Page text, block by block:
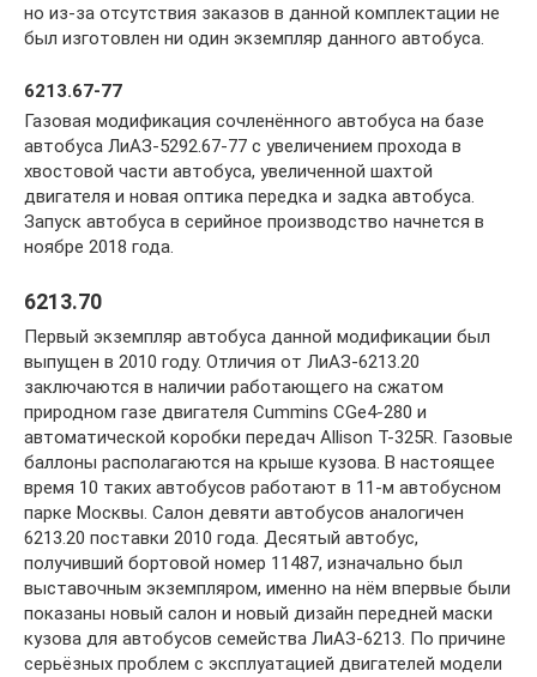
но из-за отсутствия заказов в данной комплектации не
был изготовлен ни один экземпляр данного автобуса.
6213.67-77
Газовая модификация сочленённого автобуса на базе
автобуса ЛиАЗ-5292.67-77 с увеличением прохода в
хвостовой части автобуса, увеличенной шахтой
двигателя и новая оптика передка и задка автобуса.
Запуск автобуса в серийное производство начнется в
ноябре 2018 года.
6213.70
Первый экземпляр автобуса данной модификации был
выпущен в 2010 году. Отличия от ЛиАЗ-6213.20
заключаются в наличии работающего на сжатом
природном газе двигателя Cummins CGe4-280 и
автоматической коробки передач Allison T-325R. Газовые
баллоны располагаются на крыше кузова. В настоящее
время 10 таких автобусов работают в 11-м автобусном
парке Москвы. Салон девяти автобусов аналогичен
6213.20 поставки 2010 года. Десятый автобус,
получивший бортовой номер 11487, изначально был
выставочным экземпляром, именно на нём впервые были
показаны новый салон и новый дизайн передней маски
кузова для автобусов семейства ЛиАЗ-6213. По причине
серьёзных проблем с эксплуатацией двигателей модели